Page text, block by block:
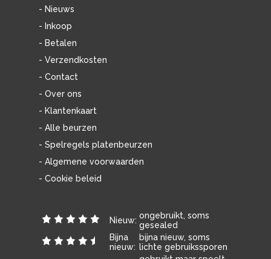
- Nieuws
- Inkoop
- Betalen
- Verzendkosten
- Contact
- Over ons
- Klantenkaart
- Alle beurzen
- Spelregels platenbeurzen
- Algemene voorwaarden
- Cookie beleid
Nieuw: ongebruikt, soms
gesealed
Bijna
nieuw:
bijna nieuw, soms
lichte gebruikssporen